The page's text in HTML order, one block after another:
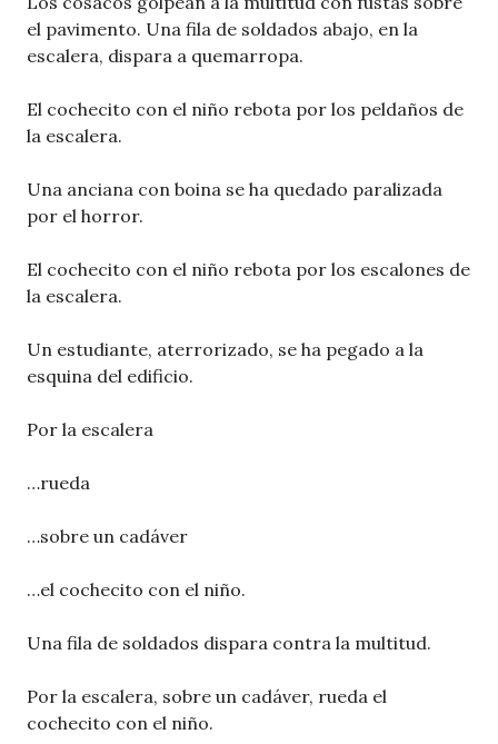
el pavimento. Una fila de soldados abajo, en la
escalera, dispara a quemarropa.
El cochecito con el niño rebota por los peldaños de
la escalera.
Una anciana con boina se ha quedado paralizada
por el horror.
El cochecito con el niño rebota por los escalones de
la escalera.
Un estudiante, aterrorizado, se ha pegado a la
esquina del edificio.
Por la escalera
…rueda
…sobre un cadáver
…el cochecito con el niño.
Una fila de soldados dispara contra la multitud.
Por la escalera, sobre un cadáver, rueda el
cochecito con el niño.